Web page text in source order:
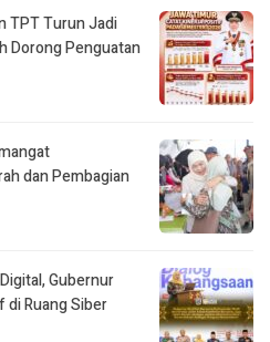
TPT Turun Jadi
Dorong Penguatan
dan Pembagian
Gubernur
di Ruang Siber